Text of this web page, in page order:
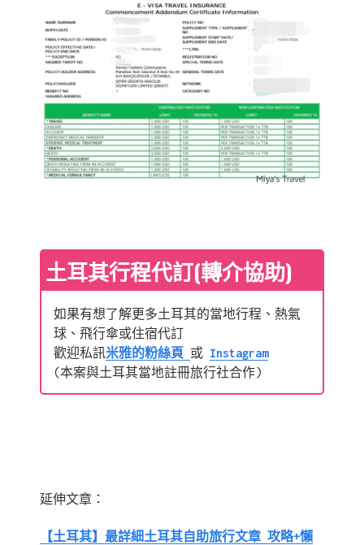
土耳其行程代訂(轉介協助)
如果有想了解更多土耳其的當地行程、熱氣
球、飛行傘或住宿代訂
歡迎私訊米雅的粉絲頁 或 Instagram
(本案與土耳其當地註冊旅行社合作)
延伸文章：
【土耳其】最詳細土耳其自助旅行文章 攻略+懶